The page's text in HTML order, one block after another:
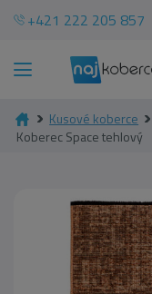
+421 222 205 857
Kusové koberce
Koberec Space tehlový